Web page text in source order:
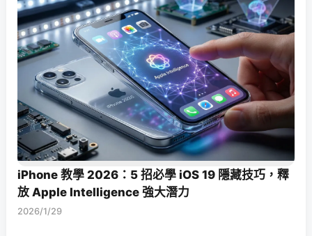
iPhone 教學 2026：5 招必學 iOS 19 隱藏技巧，釋
放 Apple Intelligence 強大潛力
2026/1/29